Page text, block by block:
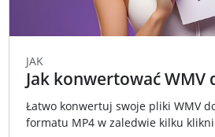
JAK
Jak konwertować WMV
Łatwo konwertuj swoje pliki WMV
formatu MP4 w zaledwie kilku